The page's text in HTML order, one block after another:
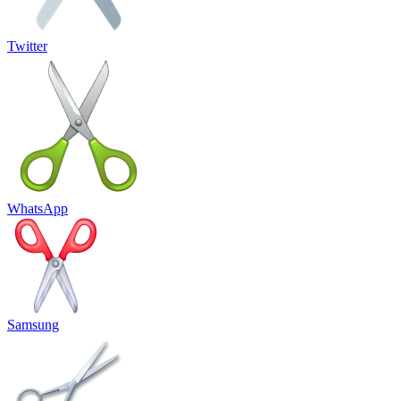
Twitter
WhatsApp
Samsung